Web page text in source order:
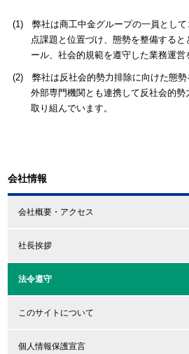
弊社は商工中金グループの一員とし
点課題と位置づけ、態勢を整備する
ール、社会的規範を遵守した業務運営
弊社は反社会的勢力排除に向けた態
外部専門機関とも連携して反社会的
取り組んでいます。
会社情報
会社概要・アクセス
社長挨拶
法令遵守
このサイトについて
個人情報保護宣言